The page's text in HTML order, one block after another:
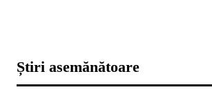
Știri asemănătoare